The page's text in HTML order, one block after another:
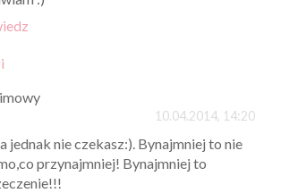
10.04.2014, 14:20
jednak nie czekasz:). Bynajmniej to nie
przynajmniej! Bynajmniej to